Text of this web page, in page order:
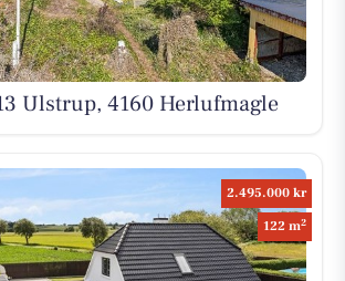
Ulstrup, 4160 Herlufmagle
2.495.000 kr
122 m2